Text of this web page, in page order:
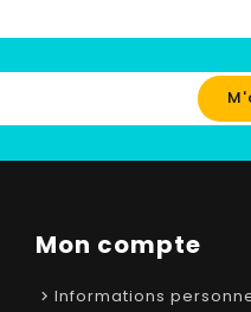
Mon compte
Informations